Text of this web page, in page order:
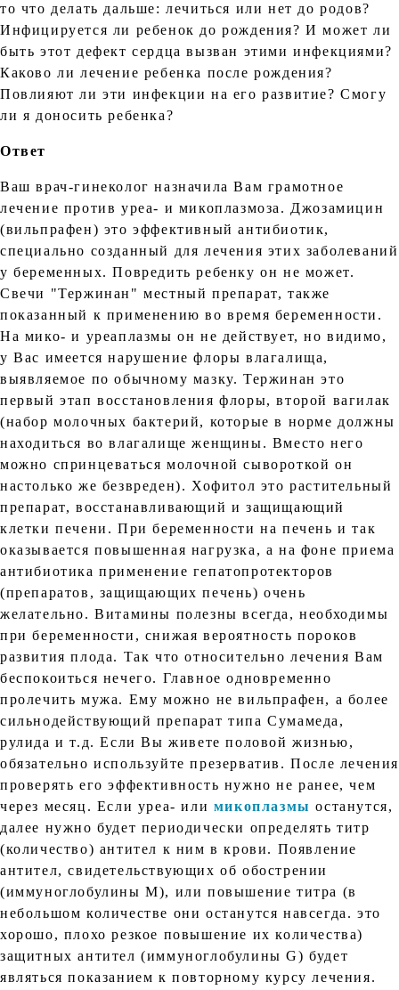
то что делать дальше: лечиться или нет до родов?
Инфицируется ли ребенок до рождения? И может ли
быть этот дефект сердца вызван этими инфекциями?
Каково ли лечение ребенка после рождения?
Повлияют ли эти инфекции на его развитие? Смогу
ли я доносить ребенка?
Ответ
Ваш врач-гинеколог назначила Вам грамотное
лечение против уреа- и микоплазмоза. Джозамицин
(вильпрафен) это эффективный антибиотик,
специально созданный для лечения этих заболеваний
у беременных. Повредить ребенку он не может.
Свечи "Тержинан" местный препарат, также
показанный к применению во время беременности.
На мико- и уреаплазмы он не действует, но видимо,
у Вас имеется нарушение флоры влагалища,
выявляемое по обычному мазку. Тержинан это
первый этап восстановления флоры, второй вагилак
(набор молочных бактерий, которые в норме должны
находиться во влагалище женщины. Вместо него
можно спринцеваться молочной сывороткой он
настолько же безвреден). Хофитол это растительный
препарат, восстанавливающий и защищающий
клетки печени. При беременности на печень и так
оказывается повышенная нагрузка, а на фоне приема
антибиотика применение гепатопротекторов
(препаратов, защищающих печень) очень
желательно. Витамины полезны всегда, необходимы
при беременности, снижая вероятность пороков
развития плода. Так что относительно лечения Вам
беспокоиться нечего. Главное одновременно
пролечить мужа. Ему можно не вильпрафен, а более
сильнодействующий препарат типа Сумамеда,
рулида и т.д. Если Вы живете половой жизнью,
обязательно используйте презерватив. После лечения
проверять его эффективность нужно не ранее, чем
через месяц. Если уреа- или микоплазмы останутся,
далее нужно будет периодически определять титр
(количество) антител к ним в крови. Появление
антител, свидетельствующих об обострении
(иммуноглобулины М), или повышение титра (в
небольшом количестве они останутся навсегда. это
хорошо, плохо резкое повышение их количества)
защитных антител (иммуноглобулины G) будет
являться показанием к повторному курсу лечения.